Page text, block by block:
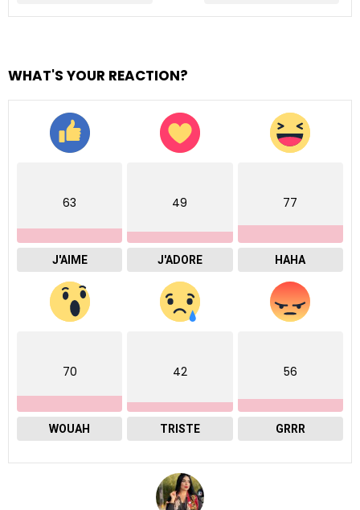
WHAT'S YOUR REACTION?
63
J'AIME
49
J'ADORE
77
HAHA
70
WOUAH
42
TRISTE
56
GRRR